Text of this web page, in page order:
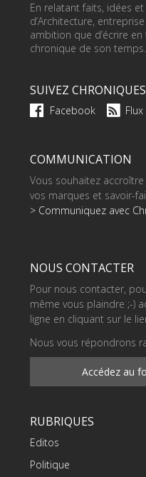
En relatant faits, idées
d’Architecture,
ambition que d’écrire
chronique de son temps.
SUIVEZ
Facebook Flux
COMMUNICATION
Vous souhaitez
vos marques et savoir-
> Communiquez avec
NOUS CONTACTER
Pour nous contacter,
même vous plaindre ;-)
ligne en cliquant sur le
Nous vous répondrons
Accédez au
RUBRIQUES
Editos
Politique